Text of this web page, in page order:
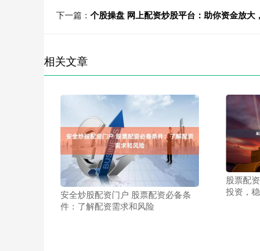
下一篇： 个股操盘 网上配资炒股平台：助你资金放大
相关文章
安全炒股配资门户 股票配资必备条
件：了解配资需求和风险
股票配
投资，